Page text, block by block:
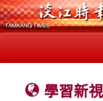
學習新